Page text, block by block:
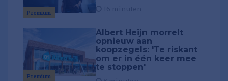
Premium
Premium
Albert Heijn morrelt
opnieuw aan
koopzegels: 'Te riskant
om er in één keer mee
te stoppen'